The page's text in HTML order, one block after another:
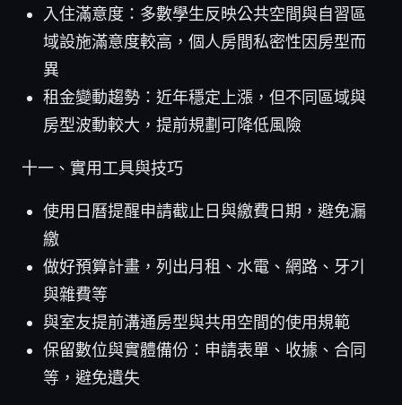
入住滿意度：多數學生反映公共空間與自習區
域設施滿意度較高，個人房間私密性因房型而
異
租金變動趨勢：近年穩定上漲，但不同區域與
房型波動較大，提前規劃可降低風險
十一、實用工具與技巧
使用日曆提醒申請截止日與繳費日期，避免漏
繳
做好預算計畫，列出月租、水電、網路、牙기
與雜費等
與室友提前溝通房型與共用空間的使用規範
保留數位與實體備份：申請表單、收據、合同
等，避免遺失